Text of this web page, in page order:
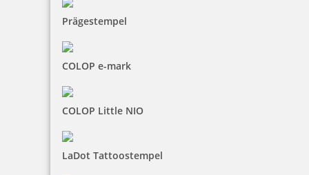
Prägestempel
COLOP e-mark
COLOP Little NIO
LaDot Tattoostempel